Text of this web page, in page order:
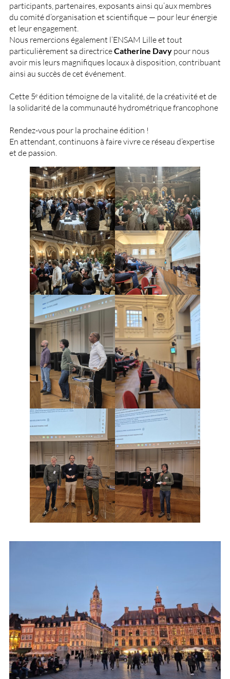
participants, partenaires, exposants ainsi qu’aux membres
du comité d’organisation et scientifique — pour leur énergie
et leur engagement.
Nous remercions également l’ENSAM Lille et tout
particulièrement sa directriceCatherine Davy pour nous
avoir mis leurs magnifiques locaux à disposition, contribuant
ainsi au succès de cet événement.
Cette 5ᵉ édition témoigne de la vitalité, de la créativité et de
la solidarité de la communauté hydrométrique francophone
Rendez-vous pour la prochaine édition !
En attendant, continuons à faire vivre ce réseau d’expertise
et de passion.